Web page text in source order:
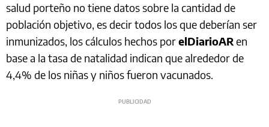
salud porteño no tiene datos sobre la cantidad de
población objetivo, es decir todos los que deberían ser
inmunizados, los cálculos hechos porelDiarioARen
base a la tasa de natalidad indican que alrededor de
4,4% de los niñas y niños fueron vacunados.